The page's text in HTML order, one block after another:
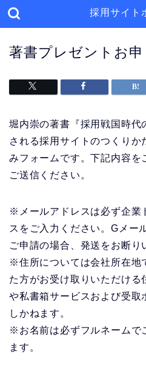
採用サイト
著書プレゼントお
堀内崇の著書『採用戦国時代
される採用サイトのつくりか
みフォームです。下記内容を
ご送信ください。
※メールアドレスは必ず企業
スをご入力ください。Gメー
ご申請の場合、発送をお断り
※住所については会社所在地
た方がお受け取りいただける
や私書箱サービスおよび受取
しかねます。
※お名前は必ずフルネームで
ます。